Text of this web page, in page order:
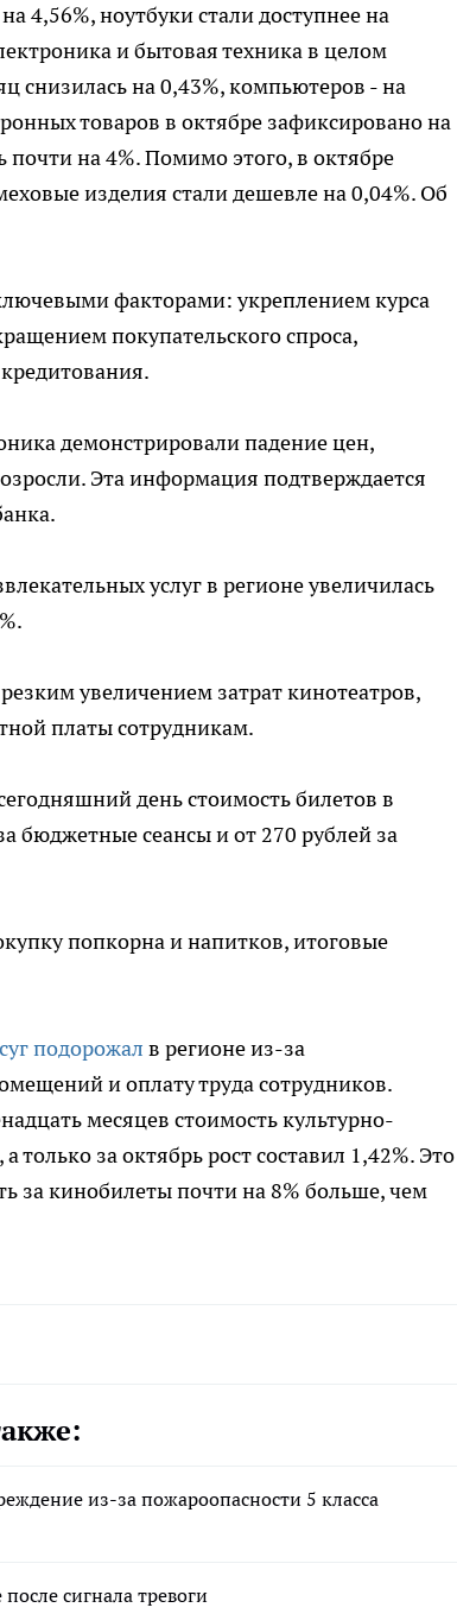
4,56%, ноутбуки стали доступнее на
и бытовая техника в целом
снизилась на 0,43%, компьютеров - на
товаров в октябре зафиксировано на
на 4%. Помимо этого, в октябре
изделия стали дешевле на 0,04%. Об
факторами: укреплением курса
покупательского спроса,
демонстрировали падение цен,
Эта информация подтверждается
услуг в регионе увеличилась
увеличением затрат кинотеатров,
платы сотрудникам.
день стоимость билетов в
бюджетные сеансы и от 270 рублей за
попкорна и напитков, итоговые
подорожал в регионе из-за
и оплату труда сотрудников.
месяцев стоимость культурно-
только за октябрь рост составил 1,42%. Это
за кинобилеты почти на 8% больше, чем
из-за пожароопасности 5 класса
сигнала тревоги